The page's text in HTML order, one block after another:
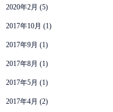
2020年2月 (5)
2017年10月 (1)
2017年9月 (1)
2017年8月 (1)
2017年5月 (1)
2017年4月 (2)